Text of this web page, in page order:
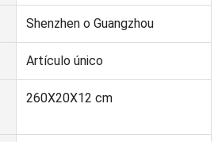
Shenzhen o Guangzhou
Artículo único
260X20X12 cm